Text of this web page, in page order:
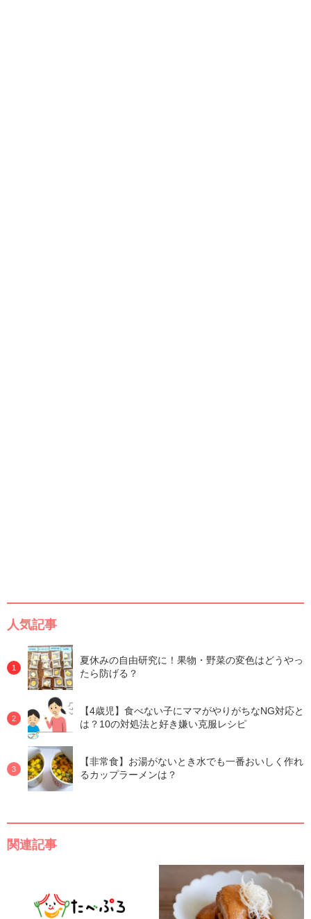
人気記事
夏休みの自由研究に！果物・野菜の変色はどうやっ
たら防げる？
【4歳児】食べない子にママがやりがちなNG対応と
は？10の対処法と好き嫌い克服レシピ
【非常食】お湯がないとき水でも一番おいしく作れ
るカップラーメンは？
関連記事